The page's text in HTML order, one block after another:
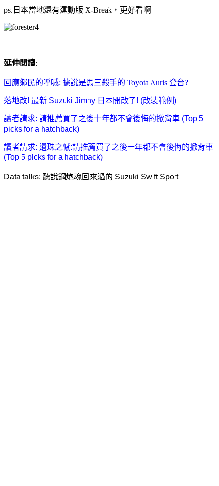
ps.日本當地還有運動版 X-Break，更好看啊
延伸閱讀:
回應鄉民的呼喊: 據說是馬三殺手的 Toyota Auris 登台?
落地改! 最新 Suzuki Jimny 日本開改了! (改裝範例)
讀者請求: 請推薦買了之後十年都不會後悔的掀背車 (Top 5
picks for a hatchback)
讀者請求: 遺珠之憾:請推薦買了之後十年都不會後悔的掀背車
(Top 5 picks for a hatchback)
Data talks: 聽說鋼炮魂回來過的 Suzuki Swift Sport